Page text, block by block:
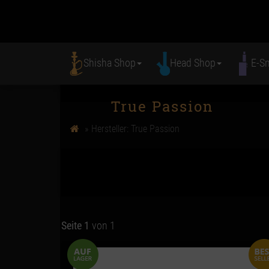
Shisha Shop Head Shop E-
True Passion
Hersteller: True Passion
Seite 1 von 1